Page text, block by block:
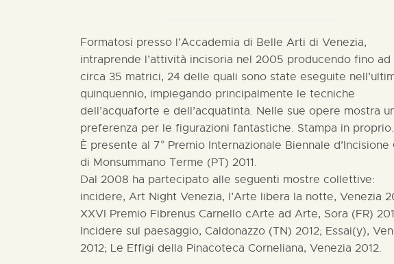
Formatosi presso l’Accademia di Belle Arti di Venezia,
intraprende l’attività incisoria nel 2005 producendo fino ad
circa 35 matrici, 24 delle quali sono state eseguite
quinquennio, impiegando principalmente le tecniche
dell’acquaforte e dell’acquatinta. Nelle sue opere mostra
preferenza per le figurazioni fantastiche. Stampa in proprio.
È presente al 7° Premio Internazionale Biennale d’Incisione
di Monsummano Terme (PT) 2011.
Dal 2008 ha partecipato alle seguenti mostre collettive:
incidere, Art Night Venezia, l’Arte libera la notte, Venezia
XXVI Premio Fibrenus Carnello cArte ad Arte, Sora (FR)
Incidere sul paesaggio, Caldonazzo (TN) 2012; Essai(y),
2012; Le Effigi della Pinacoteca Corneliana, Venezia 2012.